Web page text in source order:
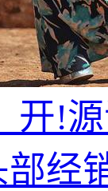
开!
经